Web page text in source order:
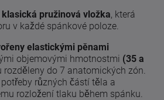
pružinová vložka, která
v každé spánkové poloze.
elastickými pěnami
objemovými hmotnostmi (35 a
rozděleny do 7 anatomických zón.
různých částí těla a
rozložení tlaku během spánku.